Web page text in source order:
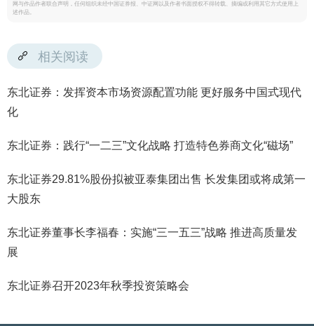
网与作品作者联合声明，任何组织未经中国证券报、中证网以及作者书面授权不得转载、摘编或利用其它方式使用上
述作品。
相关阅读
东北证券：发挥资本市场资源配置功能 更好服务中国式现代
化
东北证券：践行“一二三”文化战略 打造特色券商文化“磁场”
东北证券29.81%股份拟被亚泰集团出售 长发集团或将成第一
大股东
东北证券董事长李福春：实施“三一五三”战略 推进高质量发
展
东北证券召开2023年秋季投资策略会